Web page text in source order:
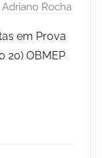
Adriano Rocha
em Prova
20) OBMEP